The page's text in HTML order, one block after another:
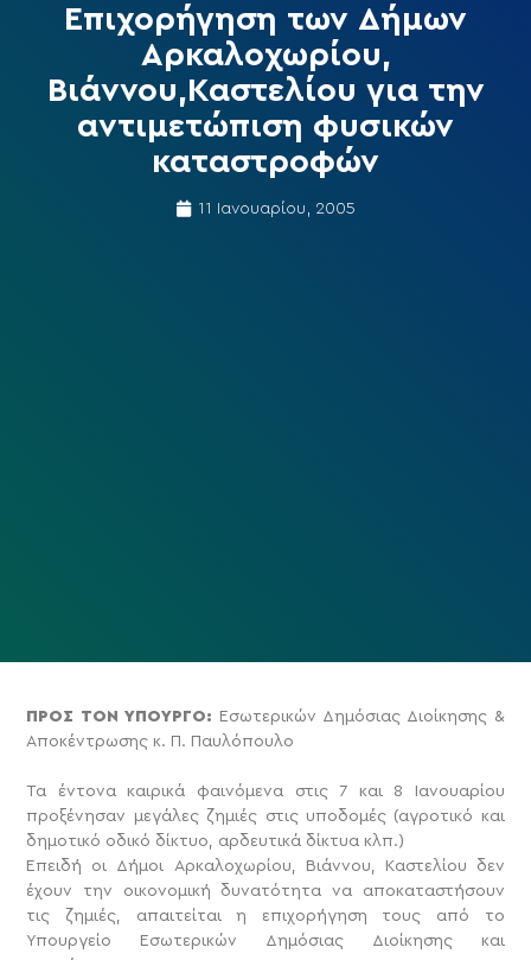
Επιχορήγηση των Δήμων
Αρκαλοχωρίου,
Βιάννου,Καστελίου για την
αντιμετώπιση φυσικών
καταστροφών
11 Ιανουαρίου, 2005
ΠΡΟΣ ΤΟΝ ΥΠΟΥΡΓΟ: Εσωτερικών Δημόσιας Διοίκησης &
Αποκέντρωσης κ. Π. Παυλόπουλο
Τα έντονα καιρικά φαινόμενα στις 7 και 8 Ιανουαρίου
προξένησαν μεγάλες ζημιές στις υποδομές (αγροτικό και
δημοτικό οδικό δίκτυο, αρδευτικά δίκτυα κλπ.)
Επειδή οι Δήμοι Αρκαλοχωρίου, Βιάννου, Καστελίου δεν
έχουν την οικονομική δυνατότητα να αποκαταστήσουν
τις ζημιές, απαιτείται η επιχορήγηση τους από το
Υπουργείο Εσωτερικών Δημόσιας Διοίκησης και